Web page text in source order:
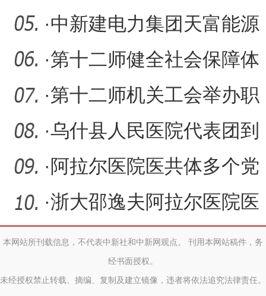
背痛——新湖监狱的这场
知
·中新建电力集团天富能源
水热产业再度斩获 “中国供
·第十二师健全社会保障体
系 强化“一老一幼”服务
·第十二师机关工会举办职
工篮球赛
·乌什县人民医院代表团到
阿拉尔医院开展交流座谈
· 阿拉尔医院医共体多个党
支部联合开展基层巡诊主
题
·浙大邵逸夫阿拉尔医院医
护减压营启动
本网站所刊载信息，不代表中新社和中新网观点。 刊用本网站稿件，务
经书面授权。
未经授权禁止转载、摘编、复制及建立镜像，违者将依法追究法律责任。